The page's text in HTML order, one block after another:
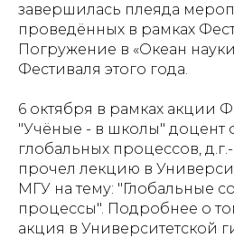
завершилась плеяда
проведённых в рамках
Погружение в «Океан
Фестиваля этого года.
6 октября в рамках акции
"Учёные - в школы" доцент
глобальных процессов,
прочел лекцию в
МГУ на тему: "Глобальные
процессы". Подробнее о
акция в Университетской